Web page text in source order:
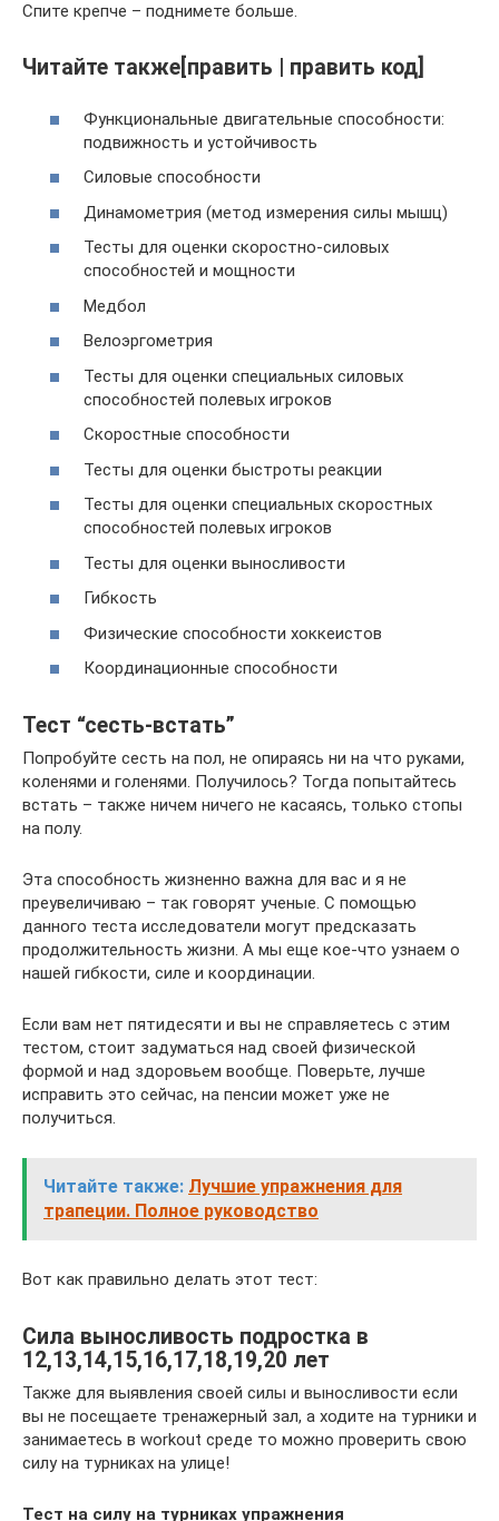
Спите крепче – поднимете больше.
Читайте также[править | править код]
Функциональные двигательные способности:
подвижность и устойчивость
Силовые способности
Динамометрия (метод измерения силы мышц)
Тесты для оценки скоростно-силовых
способностей и мощности
Медбол
Велоэргометрия
Тесты для оценки специальных силовых
способностей полевых игроков
Скоростные способности
Тесты для оценки быстроты реакции
Тесты для оценки специальных скоростных
способностей полевых игроков
Тесты для оценки выносливости
Гибкость
Физические способности хоккеистов
Координационные способности
Тест “сесть-встать”
Попробуйте сесть на пол, не опираясь ни на что руками,
коленями и голенями. Получилось? Тогда попытайтесь
встать – также ничем ничего не касаясь, только стопы
на полу.
Эта способность жизненно важна для вас и я не
преувеличиваю – так говорят ученые. С помощью
данного теста исследователи могут предсказать
продолжительность жизни. А мы еще кое-что узнаем о
нашей гибкости, силе и координации.
Если вам нет пятидесяти и вы не справляетесь с этим
тестом, стоит задуматься над своей физической
формой и над здоровьем вообще. Поверьте, лучше
исправить это сейчас, на пенсии может уже не
получиться.
Читайте также: Лучшие упражнения для
трапеции. Полное руководство
Вот как правильно делать этот тест:
Сила выносливость подростка в
12,13,14,15,16,17,18,19,20 лет
Также для выявления своей силы и выносливости если
вы не посещаете тренажерный зал, а ходите на турники и
занимаетесь в workout среде то можно проверить свою
силу на турниках на улице!
Тест на силу на турниках упражнения